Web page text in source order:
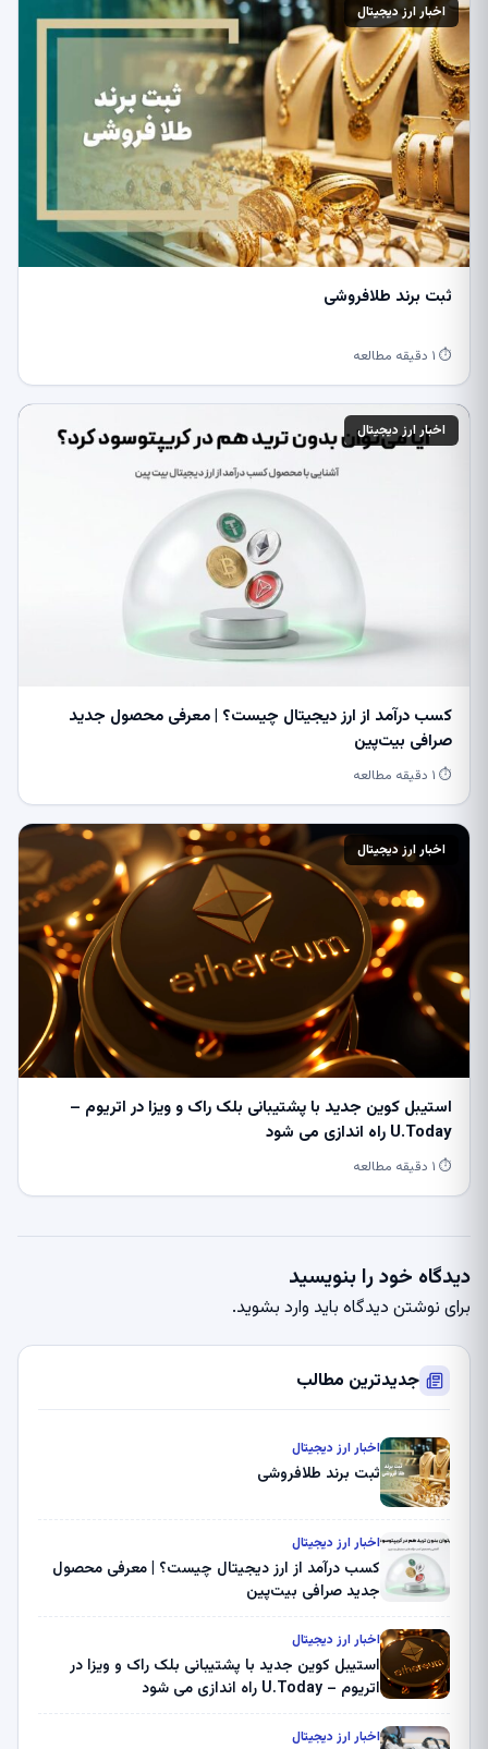
اخبار ارز دیجیتال
ثبت برند طلافروشی
⏱ ۱ دقیقه مطالعه
اخبار ارز دیجیتال
کسب درآمد از ارز دیجیتال چیست؟ | معرفی محصول جدید
صرافی بیت‌پین
⏱ ۱ دقیقه مطالعه
اخبار ارز دیجیتال
استیبل کوین جدید با پشتیبانی بلک راک و ویزا در اتریوم –
U.Today راه اندازی می شود
⏱ ۱ دقیقه مطالعه
دیدگاه خود را بنویسید
برای نوشتن دیدگاه باید وارد بشوید.
جدیدترین مطالب
اخبار ارز دیجیتال
ثبت برند طلافروشی
اخبار ارز دیجیتال
کسب درآمد از ارز دیجیتال چیست؟ | معرفی محصول
جدید صرافی بیت‌پین
اخبار ارز دیجیتال
استیبل کوین جدید با پشتیبانی بلک راک و ویزا در
اتریوم – U.Today راه اندازی می شود
اخبار ارز دیجیتال